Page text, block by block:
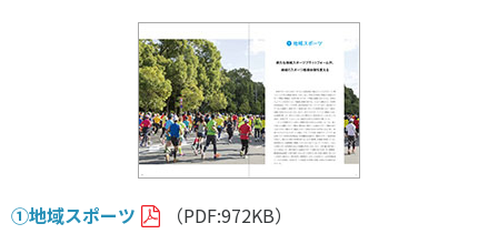
メールマガジン
「SSFニュース」
会員登録
個人情報保護方針
スポーツボランティア
スポーツ政策・予算
健康とスポーツ
社会づくり
①地域スポーツ
（PDF:972KB）